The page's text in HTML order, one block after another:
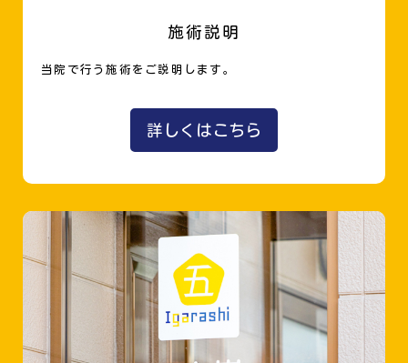
施術説明
当院で行う施術をご説明します。
詳しくはこちら